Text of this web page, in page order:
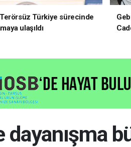
Türkiye sürecinde
ulaşıldı